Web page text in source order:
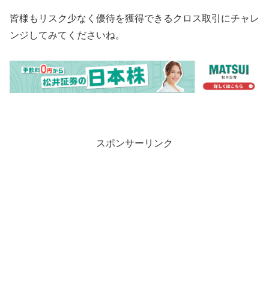
皆様もリスク少なく優待を獲得できるクロス取引にチャレ
ンジしてみてくださいね。
スポンサーリンク